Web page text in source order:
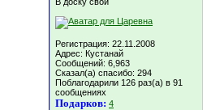
Регистрация: 22.11.2008
Адрес: Кустанай
Сообщений: 6,963
Сказал(а) спасибо: 294
Поблагодарили 126 раз(а) в 91
сообщениях
Подарков: 4